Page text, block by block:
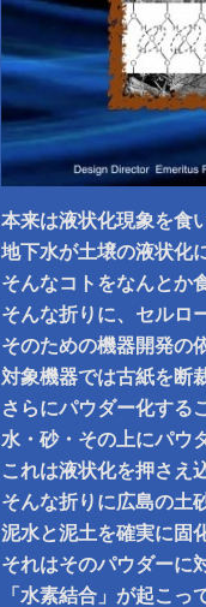
本来は液状化現象を食
地下水が土壌の液状化
そんなコトをなんとか
そんな折りに、セルロ
そのための機器開発の
対象機器では古紙を断
さらにパウダー化する
水・砂・その上にパウ
これは液状化を押さえ
そんな折りに広島の土
泥水と泥土を確実に固
それはそのパウダーに
「水素結合」が起こ